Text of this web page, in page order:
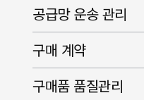
공급망 운송 관리
구매 계약
구매품 품질관리